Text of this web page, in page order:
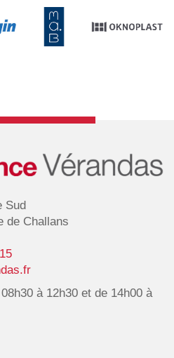
Sud
de Challans
à 12h30 et de 14h00 à